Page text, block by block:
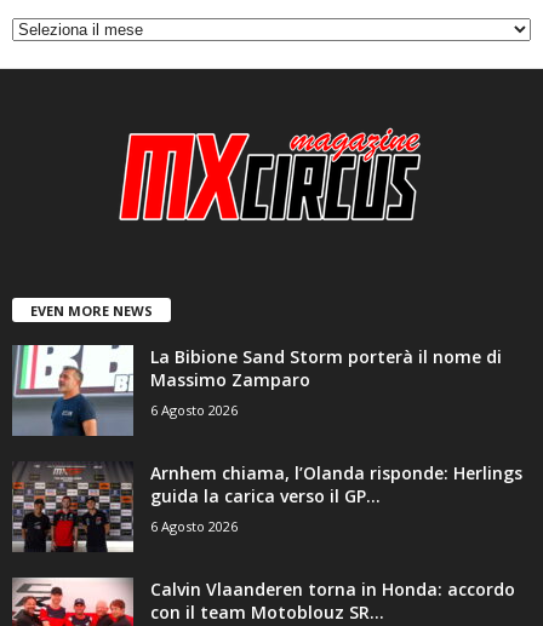
h
EVEN MORE NEWS
La Bibione Sand Storm porterà il nome di
Massimo Zamparo
6 Agosto 2026
Arnhem chiama, l’Olanda risponde: Herlings
guida la carica verso il GP...
6 Agosto 2026
Calvin Vlaanderen torna in Honda: accordo
con il team Motoblouz SR...